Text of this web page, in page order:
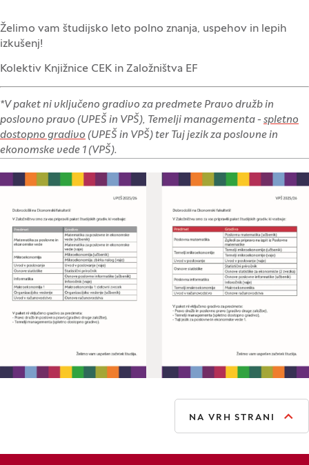
Želimo vam študijsko leto polno znanja, uspehov in lepih
izkušenj!
Kolektiv Knjižnice CEK in Založništva EF
*V paket ni vključeno gradivo za predmete Pravo družb in
poslovno pravo (UPEŠ in VPŠ), Temelji managementa - spletno
dostopno gradivo (UPEŠ in VPŠ) ter Tuj jezik za poslovne in
ekonomske vede 1 (VPŠ).
NA VRH STRANI